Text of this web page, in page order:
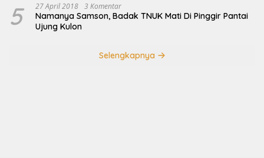
5 27 April 2018 3 Komentar
Namanya Samson, Badak TNUK Mati Di Pinggir Pantai
Ujung Kulon
Selengkapnya